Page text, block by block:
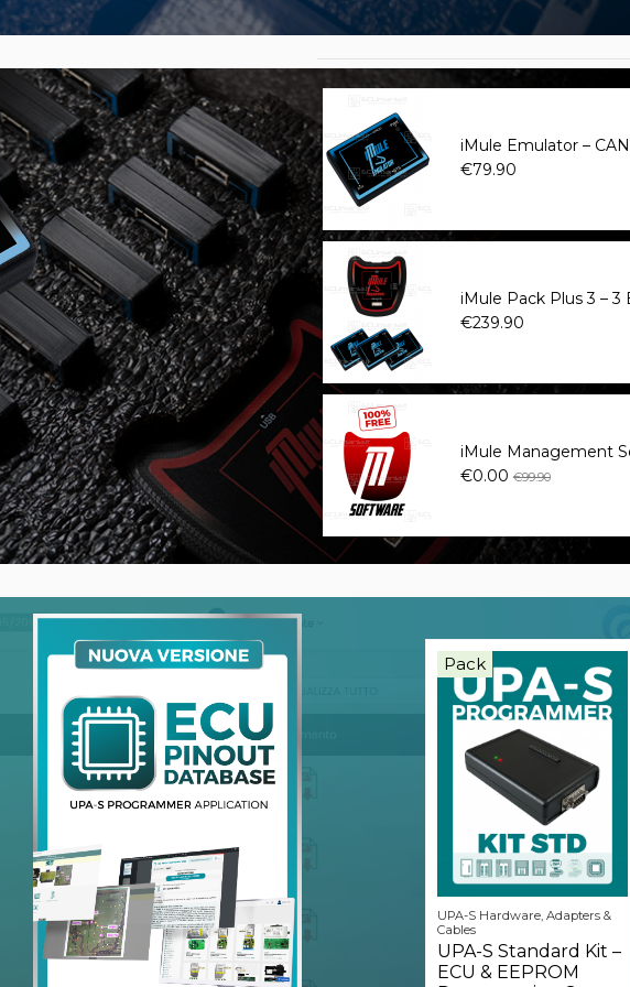
iMule Emulator –
€79.90
iMule Pack Plus 3 – 3
€239.90
iMule Management
€0.00 €99.90
Pack
UPA-S Hardware, Adapters &
Cables
UPA-S Standard Kit –
ECU & EEPROM